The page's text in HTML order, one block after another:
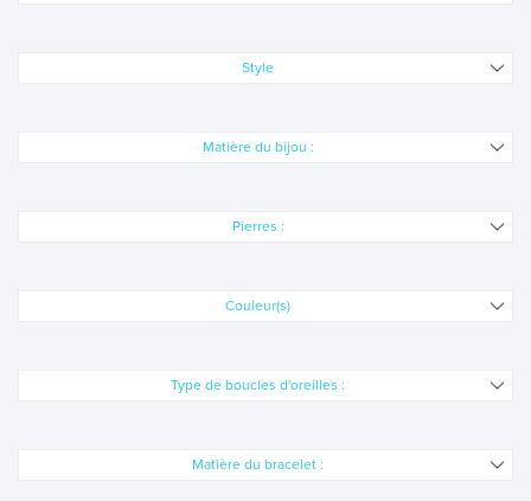
CERTUS
VOIR TOUTES LES MARQUES BIJOUX
MONTRES
SWAROVSKI
Style
Matière du bijou :
Pierres :
Couleur(s)
Type de boucles d'oreilles :
Matière du bracelet :